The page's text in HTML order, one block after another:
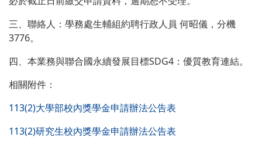
三、聯絡人：學務處生輔組約聘行政人員 何昭儀，分機
3776。
四、本業務與聯合國永續發展目標SDG4：優質教育連結。
相關附件：
113(2)大學部校內獎學金申請辦法公告表
113(2)研究生校內獎學金申請辦法公告表